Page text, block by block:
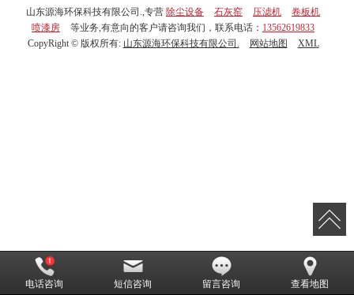
山东源海环保科技有限公司.,专营 除尘设备 石灰窑 压滤机
卷板机
喷漆房
等业务,有意向的客户请咨询我们，联系电话： 13562619833
CopyRight © 版权所有: 山东源海环保科技有限公司. 网站地图 XML
电话咨询 短信咨询 留言咨询 查看地图